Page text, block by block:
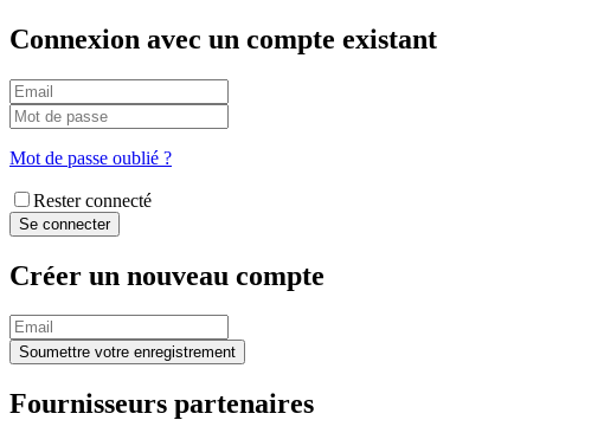
Connexion avec un compte existant
Mot de passe oublié ?
Rester connecté
Créer un nouveau compte
Fournisseurs partenaires